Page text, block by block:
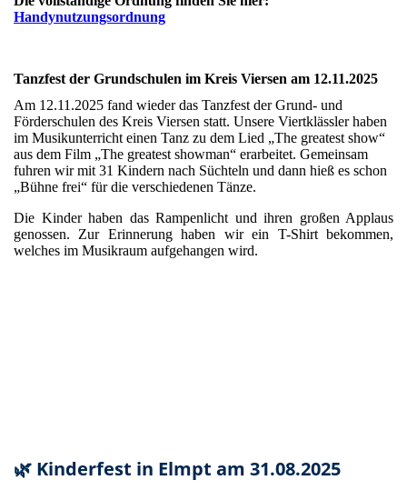
Handynutzungsordnung
Tanzfest der Grundschulen im Kreis Viersen am 12.11.2025
Am 12.11.2025 fand wieder das Tanzfest der Grund- und
Förderschulen des Kreis Viersen statt. Unsere Viertklässler haben
im Musikunterricht einen Tanz zu dem Lied „The greatest show“
aus dem Film „The greatest showman“ erarbeitet. Gemeinsam
fuhren wir mit 31 Kindern nach Süchteln und dann hieß es schon
„Bühne frei“ für die verschiedenen Tänze.
Die Kinder haben das Rampenlicht und ihren großen Applaus
genossen. Zur Erinnerung haben wir ein T-Shirt bekommen,
welches im Musikraum aufgehangen wird.
🌿 Kinderfest in Elmpt am 31.08.2025